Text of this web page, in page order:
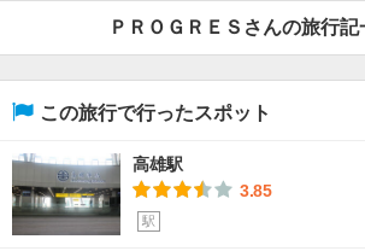
ＰＲＯＧＲＥＳさんの旅行記
この旅行で行ったスポット
高雄駅
3.85
駅